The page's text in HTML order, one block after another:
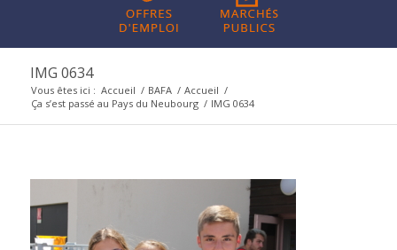
IMG 0634
Vous êtes ici : Accueil / BAFA / Accueil /
Ça s’est passé au Pays du Neubourg / IMG 0634